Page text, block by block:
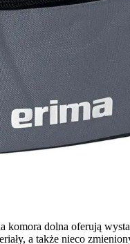
dolna oferują
a także nieco